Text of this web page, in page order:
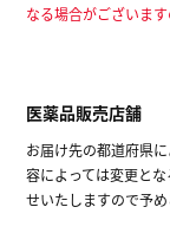
なる場合がございます
医薬品販売店舗
お届け先の都道府県
容によっては変更と
せいたしますので予め